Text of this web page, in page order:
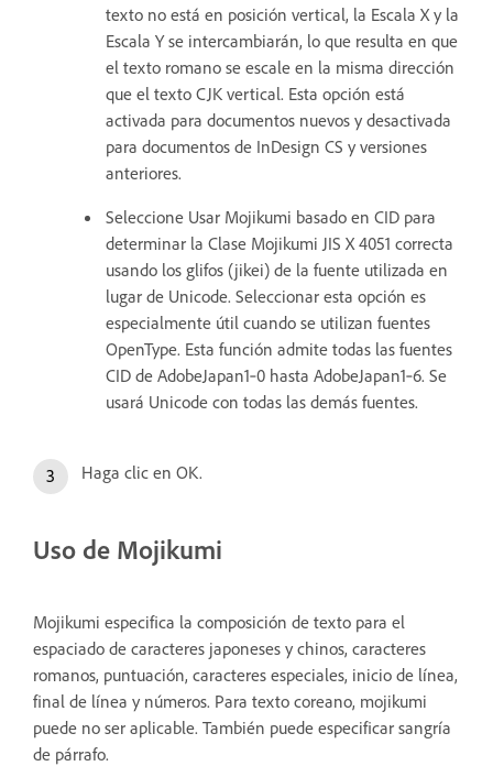
texto no está en posición vertical, la Escala X y la
Escala Y se intercambiarán, lo que resulta en que
el texto romano se escale en la misma dirección
que el texto CJK vertical. Esta opción está
activada para documentos nuevos y desactivada
para documentos de InDesign CS y versiones
anteriores.
Seleccione Usar Mojikumi basado en CID para
determinar la Clase Mojikumi JIS X 4051 correcta
usando los glifos (jikei) de la fuente utilizada en
lugar de Unicode. Seleccionar esta opción es
especialmente útil cuando se utilizan fuentes
OpenType. Esta función admite todas las fuentes
CID de AdobeJapan1‑0 hasta AdobeJapan1‑6. Se
usará Unicode con todas las demás fuentes.
Haga clic en OK.
Uso de Mojikumi
Mojikumi especifica la composición de texto para el
espaciado de caracteres japoneses y chinos, caracteres
romanos, puntuación, caracteres especiales, inicio de línea,
final de línea y números. Para texto coreano, mojikumi
puede no ser aplicable. También puede especificar sangría
de párrafo.